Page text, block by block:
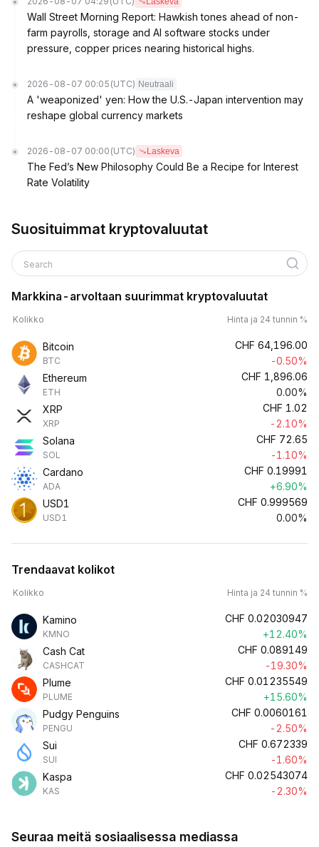
Wall Street Morning Report: Hawkish tones ahead of non-
farm payrolls, storage and AI software stocks under
pressure, copper prices nearing historical highs.
2026-08-07 00:05 (UTC) Neutraali
A 'weaponized' yen: How the U.S.-Japan intervention may
reshape global currency markets
2026-08-07 00:00 (UTC) Laskeva
The Fed’s New Philosophy Could Be a Recipe for Interest
Rate Volatility
Suosituimmat kryptovaluutat
Search
Markkina-arvoltaan suurimmat kryptovaluutat
Kolikko Hinta ja 24 tunnin %
Bitcoin
BTC
CHF 64,196.00
-0.50%
Ethereum
ETH
CHF 1,896.06
0.00%
XRP
XRP
CHF 1.02
-2.10%
Solana
SOL
CHF 72.65
-1.10%
Cardano
ADA
CHF 0.19991
+6.90%
USD1
USD1
CHF 0.999569
0.00%
Trendaavat kolikot
Kolikko Hinta ja 24 tunnin %
Kamino
KMNO
CHF 0.02030947
+12.40%
Cash Cat
CASHCAT
CHF 0.089149
-19.30%
Plume
PLUME
CHF 0.01235549
+15.60%
Pudgy Penguins
PENGU
CHF 0.0060161
-2.50%
Sui
SUI
CHF 0.672339
-1.60%
Kaspa
KAS
CHF 0.02543074
-2.30%
Seuraa meitä sosiaalisessa mediassa